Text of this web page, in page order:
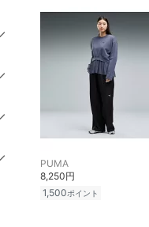
PUMA
8,250円
1,500ポイント